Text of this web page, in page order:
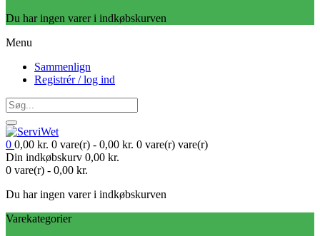
Du har ingen varer i indkøbskurven
Menu
Sammenlign
Registrér / log ind
0 0,00 kr. 0 vare(r) - 0,00 kr. 0 vare(r) vare(r)
Din indkøbskurv 0,00 kr.
0 vare(r) - 0,00 kr.
Du har ingen varer i indkøbskurven
Varekategorier